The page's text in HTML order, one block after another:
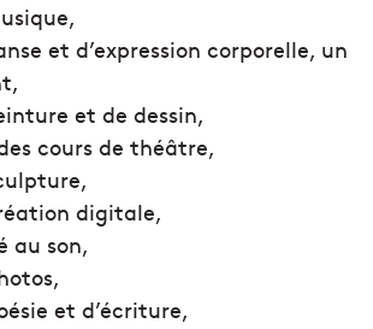
et d’expression corporelle, un
et de dessin,
cours de théâtre,
digitale,
au son,
et d’écriture,